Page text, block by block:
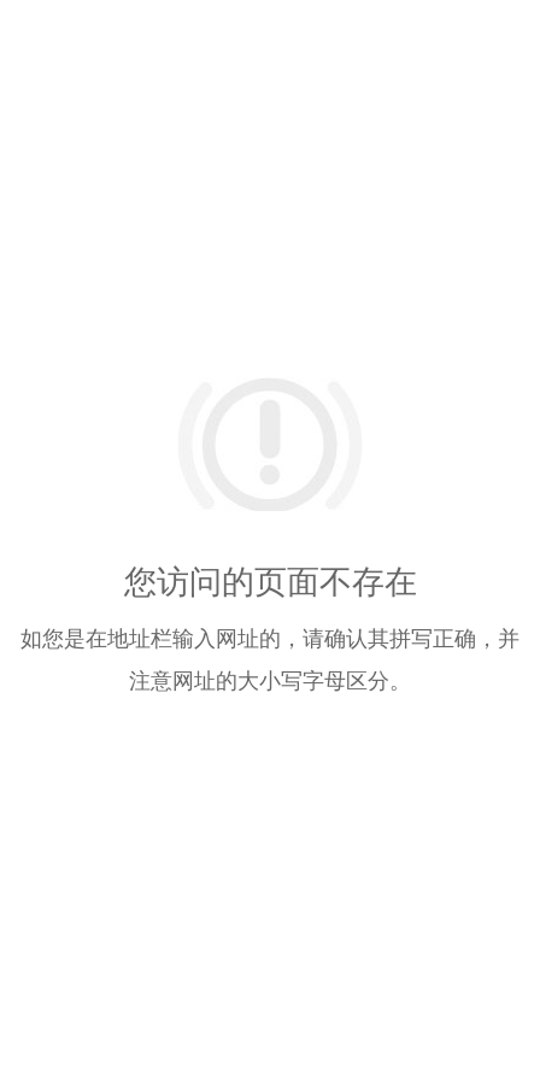
您访问的页面不存在
如您是在地址栏输入网址的，请确认其拼写正确，并
注意网址的大小写字母区分。